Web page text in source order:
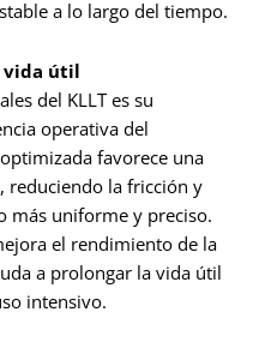
a lo largo del tiempo.
vida útil
del KLLT es su
operativa del
favorece una
reduciendo la fricción y
más uniforme y preciso.
el rendimiento de la
a prolongar la vida útil
intensivo.